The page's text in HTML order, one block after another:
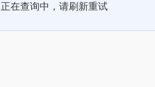
正在查询中，请刷新重试